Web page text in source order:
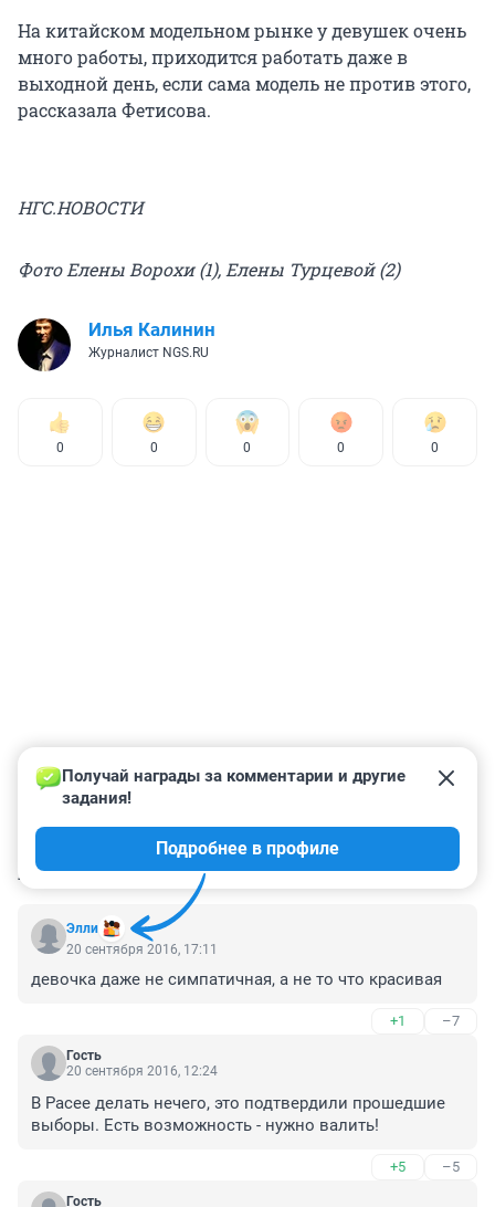
На китайском модельном рынке у девушек очень
много работы, приходится работать даже в
выходной день, если сама модель не против этого,
рассказала Фетисова.
НГС.НОВОСТИ
Фото Елены Ворохи (1), Елены Турцевой (2)
Илья Калинин
Журналист NGS.RU
0 0 0 0 0
КОММЕНТАРИИ 74
Элли
Получай награды за комментарии и другие
задания!
Подробнее в профиле
20 сентября 2016, 17:11
девочка даже не симпатичная, а не то что красивая
+1 –7
Гость
20 сентября 2016, 12:24
В Расее делать нечего, это подтвердили прошедшие
выборы. Есть возможность - нужно валить!
+5 –5
Гость